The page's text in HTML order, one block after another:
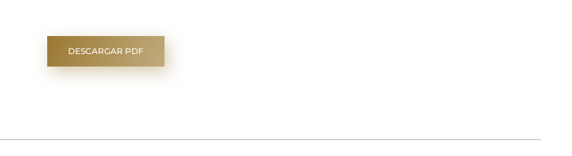
DESCARGAR PDF